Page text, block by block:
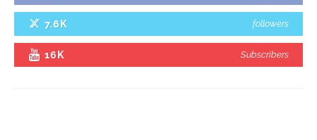
7.6K followers
16K Subscribers